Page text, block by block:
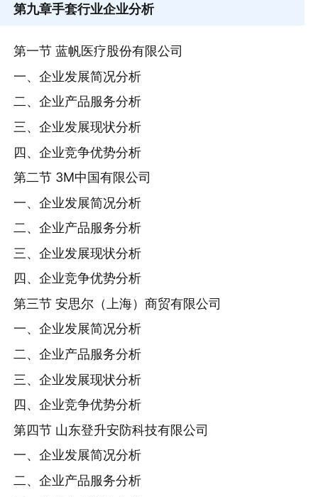
第九章手套行业企业分析
第一节 蓝帆医疗股份有限公司
一、企业发展简况分析
二、企业产品服务分析
三、企业发展现状分析
四、企业竞争优势分析
第二节 3M中国有限公司
一、企业发展简况分析
二、企业产品服务分析
三、企业发展现状分析
四、企业竞争优势分析
第三节 安思尔（上海）商贸有限公司
一、企业发展简况分析
二、企业产品服务分析
三、企业发展现状分析
四、企业竞争优势分析
第四节 山东登升安防科技有限公司
一、企业发展简况分析
二、企业产品服务分析